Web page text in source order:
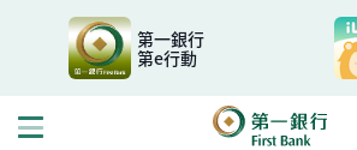
第一銀行
第e行動
開啟行動選單